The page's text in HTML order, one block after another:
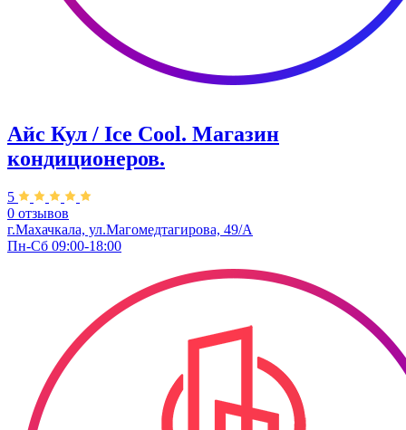
Айс Кул / Ice Cool. Магазин
кондиционеров.
5
0 отзывов
г.Махачкала, ул.Магомедтагирова, 49/А
Пн-Сб 09:00-18:00